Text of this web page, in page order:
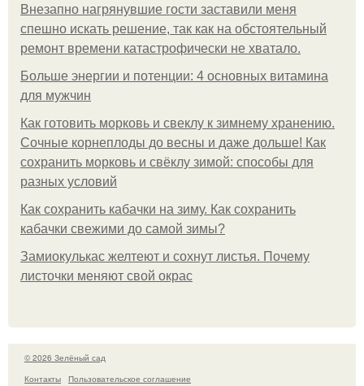
Внезапно нагрянувшие гости заставили меня
спешно искать решение, так как на обстоятельный
ремонт времени катастрофически не хватало.
Больше энергии и потенции: 4 основных витамина
для мужчин
Как готовить морковь и свеклу к зимнему хранению.
Сочные корнеплоды до весны и даже дольше! Как
сохранить морковь и свёклу зимой: способы для
разных условий
Как сохранить кабачки на зиму. Как сохранить
кабачки свежими до самой зимы?
Замиокулькас желтеют и сохнут листья. Почему
листочки меняют свой окрас
© 2026 Зелёный сад
Контакты
Пользовательское соглашение